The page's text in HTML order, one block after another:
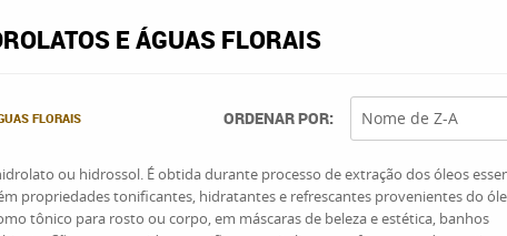
E ÁGUAS FLORAIS
FLORAIS ORDENAR POR Nome de Z-A
ou hidrossol. É obtida durante processo de extração dos óleos
propriedades tonificantes, hidratantes e refrescantes provenientes do
tônico para rosto ou corpo, em máscaras de beleza e estética, banhos